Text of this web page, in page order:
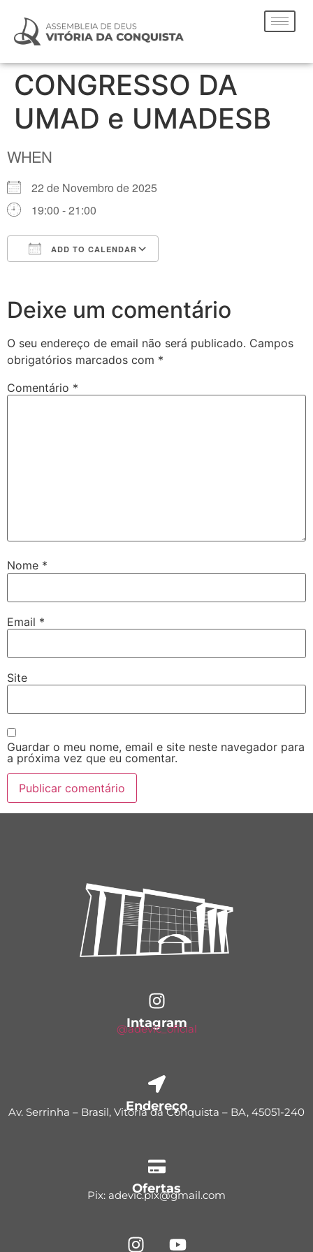
CONGRESSO DA
UMAD e UMADESB
WHEN
22 de Novembro de 2025
19:00 - 21:00
ADD TO CALENDAR
Deixe um comentário
O seu endereço de email não será publicado. Campos
obrigatórios marcados com *
Comentário *
Nome *
Email *
Site
Guardar o meu nome, email e site neste navegador para
a próxima vez que eu comentar.
Intagram
@adevic_oficial
Endereço
Av. Serrinha – Brasil, Vitória da Conquista – BA, 45051-240
Ofertas
Pix: adevic.pix@gmail.com